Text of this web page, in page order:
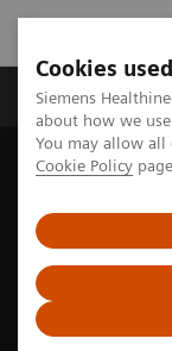
Cookies
Siemens
about how we
You may allow all
Cookie Policy
Produtos e
Siemens